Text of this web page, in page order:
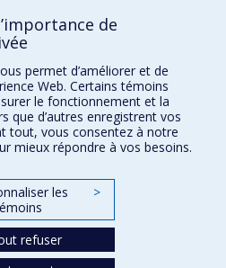
l’activité physique
de
permet d’améliorer et de
Web. Certains témoins
le fonctionnement et la
que d’autres enregistrent vos
tout, vous consentez à notre
mieux répondre à vos besoins.
les
>
refuser